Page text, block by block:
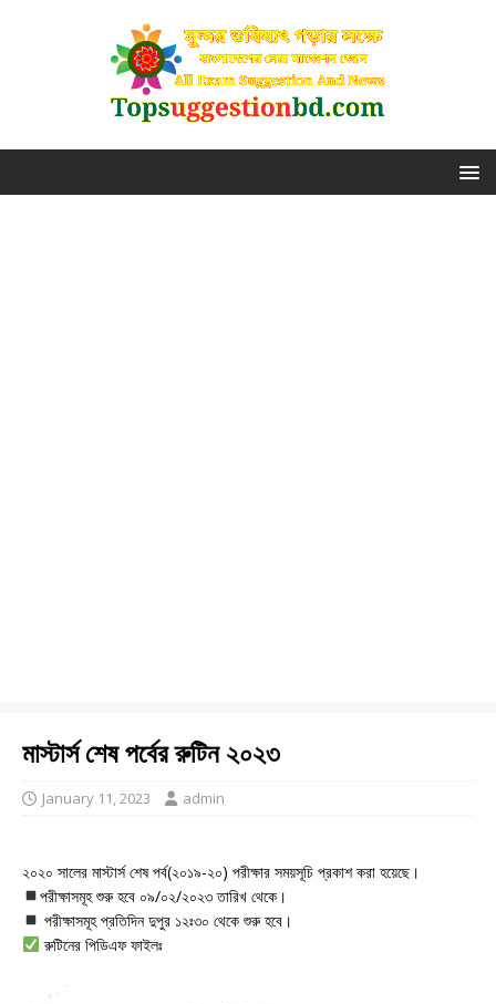
মাস্টার্স শেষ পর্বের রুটিন ২০২৩
January 11, 2023 admin
২০২০ সালের মাস্টার্স শেষ পর্ব(২০১৯-২০) পরীক্ষার সময়সূচি প্রকাশ করা হয়েছে।
পরীক্ষাসমূহ শুরু হবে ০৯/০২/২০২৩ তারিখ থেকে।
পরীক্ষাসমূহ প্রতিদিন দুপুর ১২ঃ৩০ থেকে শুরু হবে।
রুটিনের পিডিএফ ফাইলঃ